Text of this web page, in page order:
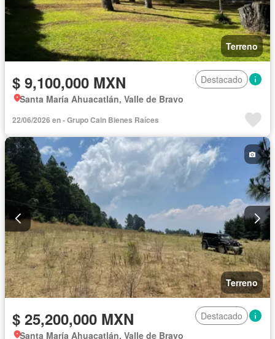
Terreno
$ 9,100,000 MXN
Destacado
Santa María Ahuacatlán, Valle de Bravo
22/06/2026 en - Grupo Cain Bienes Raíces
Terreno
$ 25,200,000 MXN
Destacado
Santa María Ahuacatlán, Valle de Bravo